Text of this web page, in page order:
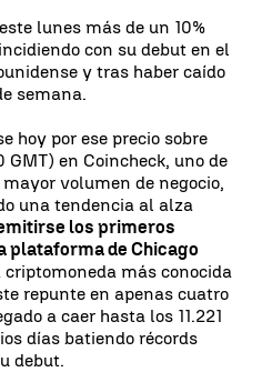
lunes más de un 10%
con su debut en el
y tras haber caído
semana.
hoy por ese precio sobre
en Coincheck, uno de
volumen de negocio,
una tendencia al alza
los primeros
plataforma de Chicago
criptomoneda más conocida
repunte en apenas cuatro
a caer hasta los 11.221
días batiendo récords
debut.